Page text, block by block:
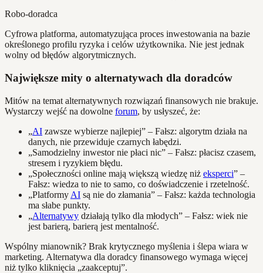
Robo-doradca
Cyfrowa platforma, automatyzująca proces inwestowania na bazie
określonego profilu ryzyka i celów użytkownika. Nie jest jednak
wolny od błędów algorytmicznych.
Największe mity o alternatywach dla doradców
Mitów na temat alternatywnych rozwiązań finansowych nie brakuje.
Wystarczy wejść na dowolne forum, by usłyszeć, że:
„AI zawsze wybierze najlepiej” – Fałsz: algorytm działa na
danych, nie przewiduje czarnych łabędzi.
„Samodzielny inwestor nie płaci nic” – Fałsz: płacisz czasem,
stresem i ryzykiem błędu.
„Społeczności online mają większą wiedzę niż eksperci” –
Fałsz: wiedza to nie to samo, co doświadczenie i rzetelność.
„Platformy AI są nie do złamania” – Fałsz: każda technologia
ma słabe punkty.
„Alternatywy działają tylko dla młodych” – Fałsz: wiek nie
jest barierą, barierą jest mentalność.
Wspólny mianownik? Brak krytycznego myślenia i ślepa wiara w
marketing. Alternatywa dla doradcy finansowego wymaga więcej
niż tylko kliknięcia „zaakceptuj”.